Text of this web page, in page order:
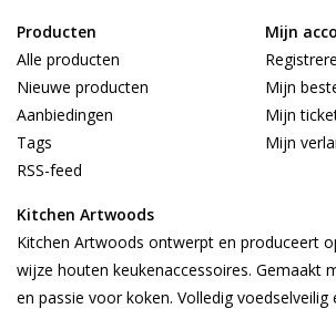
Producten
Alle producten
Nieuwe producten
Aanbiedingen
Tags
RSS-feed
Mijn
Mijn
Mijn
Mijn
Kitchen Artwoods
Kitchen Artwoods ontwerpt en produceert
wijze houten keukenaccessoires. Gemaakt
en passie voor koken. Volledig voedselveilig